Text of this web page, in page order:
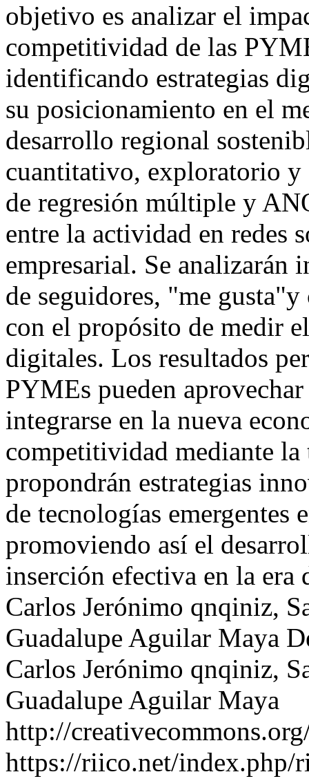
objetivo es analizar el
competitividad de las
identificando estrategias
su posicionamiento en el
desarrollo regional
cuantitativo, exploratorio
de regresión múltiple y
entre la actividad en redes
empresarial. Se analizarán
de seguidores, "me
con el propósito de medir
digitales. Los resultados
PYMEs pueden
integrarse en la nueva
competitividad mediante
propondrán estrategias
de tecnologías emergentes
promoviendo así el
inserción efectiva en la
Carlos Jerónimo qnqiniz,
Guadalupe Aguilar Maya
Carlos Jerónimo qnqiniz,
Guadalupe Aguilar Maya
http://
https://riico.net/index.php/